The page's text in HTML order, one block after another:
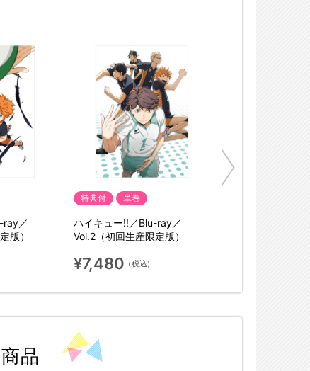
ray／
版）
特典付 単巻
ハイキュー!!／Blu-ray／
Vol.2（初回生産限定版）
¥7,480 （税込）
品